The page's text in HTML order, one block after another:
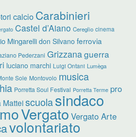
calcio Carabinieri
Castel d’Aiano Cereglio cinema
Mingarelli don Silvano ferrovia
Pederzani Grizzanaguerra
luciano marchi Luigi Ontani Lumèga
Sole Montovolo musica
Porretta Soul Festival Porretta Terme pro
Matteiscuolasindaco
Vergato Vergato Arte
volontariato